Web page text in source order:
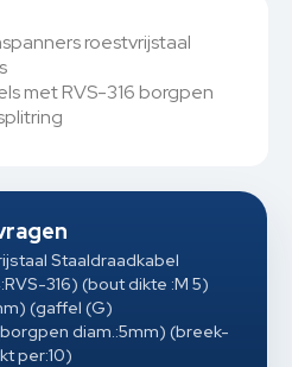
roestvrijstaal
met RVS-316 borgpen
Staaldraadkabel
316) (bout dikte :M 5)
(gaffel (G)
diam.:5mm) (breek-
per:10)